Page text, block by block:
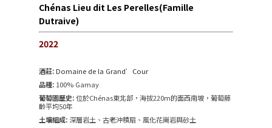
Chénas Lieu dit Les Perelles(Famille
Dutraive)
2022
酒莊:Domaine de la Grand’Cour
品種: 100% Gamay
葡萄園歷史:位於Chénas東北部，海拔220m的面西南坡，葡萄藤
齡平均50年
土壤組成: 深層岩土、古老沖積扇、風化花崗岩與砂土